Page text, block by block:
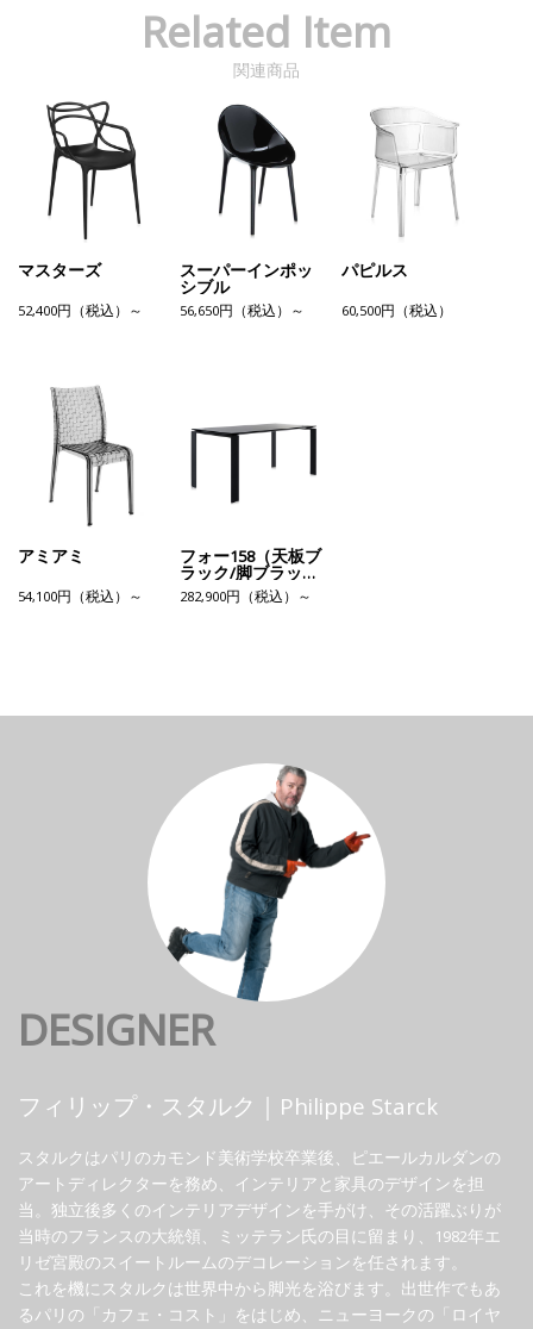
Related Item
関連商品
マスターズ
52,400円（税込）～
スーパーインポッ
シブル
56,650円（税込）～
パピルス
60,500円（税込）
アミアミ
54,100円（税込）～
フォー158（天板ブ
ラック/脚ブラッ
ク）
282,900円（税込）～
DESIGNER
フィリップ・スタルク｜Philippe Starck
スタルクはパリのカモンド美術学校卒業後、ピエールカルダンの
アートディレクターを務め、インテリアと家具のデザインを担
当。独立後多くのインテリアデザインを手がけ、その活躍ぶりが
当時のフランスの大統領、ミッテラン氏の目に留まり、1982年エ
リゼ宮殿のスイートルームのデコレーションを任されます。
これを機にスタルクは世界中から脚光を浴びます。出世作でもあ
るパリの「カフェ・コスト」をはじめ、ニューヨークの「ロイヤ